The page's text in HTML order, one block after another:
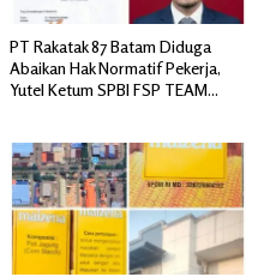
PT Rakatak 87 Batam Diduga
Abaikan Hak Normatif Pekerja,
Yutel Ketum SPBI FSP TEAM